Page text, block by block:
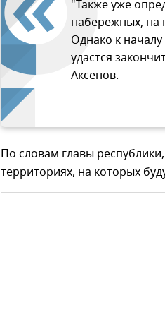
"Также уже
набережных, на
Однако к
удастся
Аксенов.
По словам главы
территориях, на которых